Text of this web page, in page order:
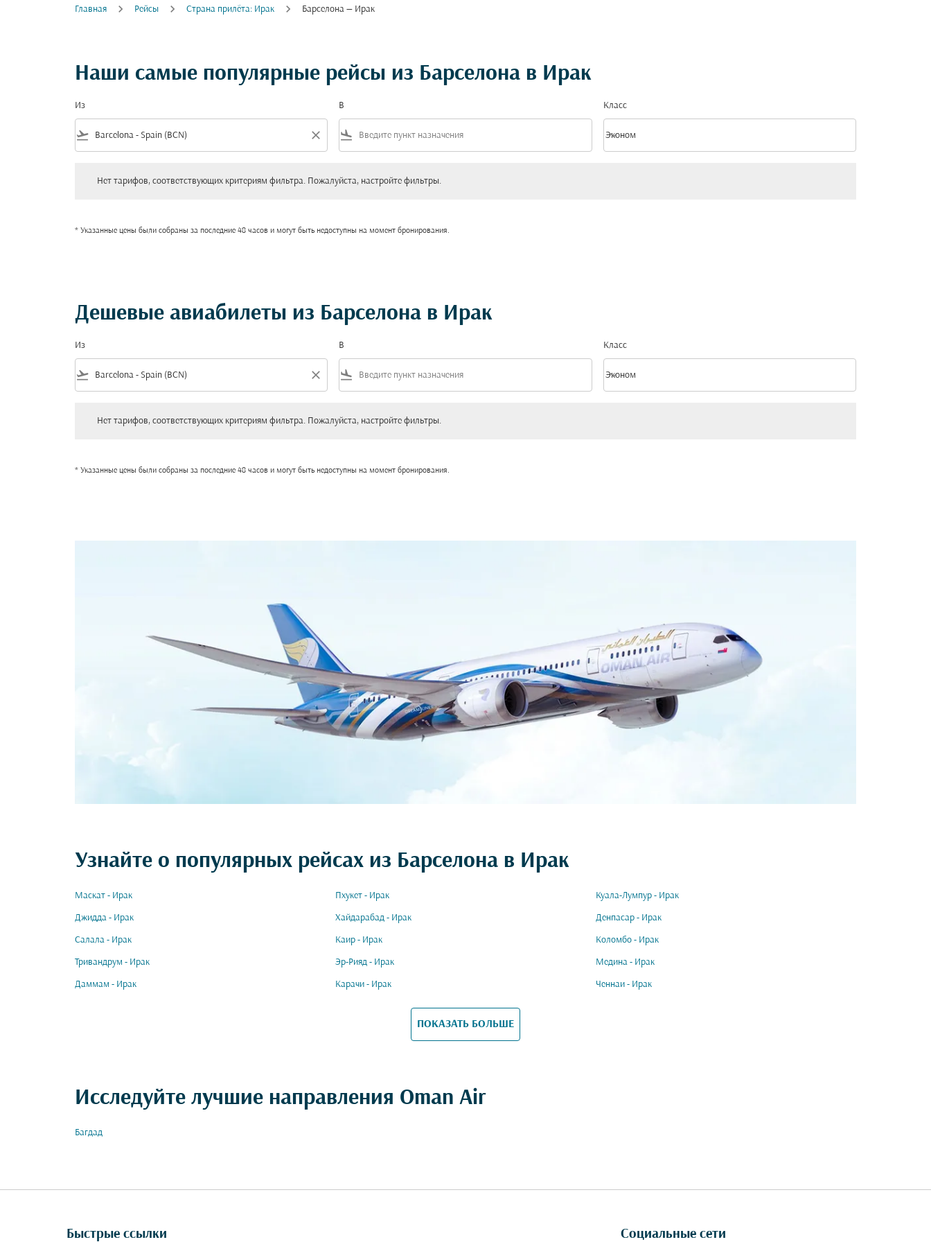
Главная Рейсы Cтрана прилёта: Ирак Барселона — Ирак
Наши самые популярные рейсы из Барселона в Ирак
Из
flight_takeoff close
В
flight_land
Класс
Класс option Эконом Selected
Эконом
keyboard_arrow_down
Нет тарифов, соответствующих критериям фильтра. Пожалуйста, настройте фильтры.
* Указанные цены были собраны за последние 48 часов и могут быть недоступны на момент бронирования.
Дешевые авиабилеты из Барселона в Ирак
Из
flight_takeoff close
В
flight_land
Класс
Класс option Эконом Selected
Эконом
keyboard_arrow_down
Нет тарифов, соответствующих критериям фильтра. Пожалуйста, настройте фильтры.
* Указанные цены были собраны за последние 48 часов и могут быть недоступны на момент бронирования.
Узнайте о популярных рейсах из Барселона в Ирак
Маскат - Ирак Пхукет - Ирак Куала-Лумпур - Ирак
Джидда - Ирак Хайдарабад - Ирак Денпасар - Ирак
Салала - Ирак Каир - Ирак Коломбо - Ирак
Тривандрум - Ирак Эр-Рияд - Ирак Медина - Ирак
Даммам - Ирак Карачи - Ирак Ченнаи - Ирак
ПОКАЗАТЬ БОЛЬШЕ
Исследуйте лучшие направления Oman Air
Багдад
Быстрые ссылки Социальные сети